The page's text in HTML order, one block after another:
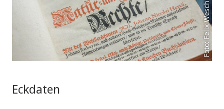
Foto: Felix Wesch
Eckdaten